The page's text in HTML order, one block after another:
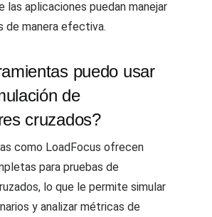
las aplicaciones puedan manejar
de manera efectiva.
puedo usar
de
cruzados?
como LoadFocus ofrecen
para pruebas de
lo que le permite simular
y analizar métricas de